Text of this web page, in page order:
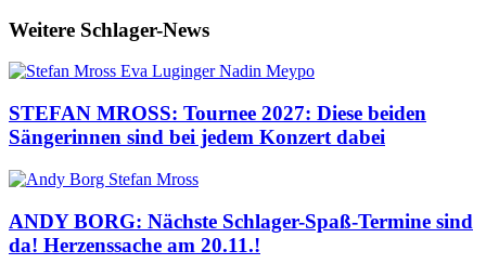
Weitere Schlager-News
STEFAN MROSS: Tournee 2027: Diese beiden
Sängerinnen sind bei jedem Konzert dabei
ANDY BORG: Nächste Schlager-Spaß-Termine sind
da! Herzenssache am 20.11.!